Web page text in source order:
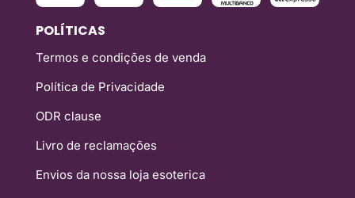
POLÍTICAS
Termos e condições de venda
Política de Privacidade
ODR clause
Livro de reclamações
Envios da nossa loja esoterica